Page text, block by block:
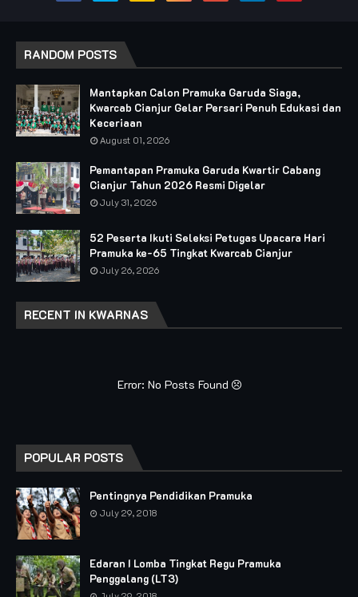
RANDOM POSTS
Mantapkan Calon Pramuka Garuda Siaga,
Kwarcab Cianjur Gelar Persari Penuh Edukasi dan
Keceriaan
August 01, 2026
Pemantapan Pramuka Garuda Kwartir Cabang
Cianjur Tahun 2026 Resmi Digelar
July 31, 2026
52 Peserta Ikuti Seleksi Petugas Upacara Hari
Pramuka ke-65 Tingkat Kwarcab Cianjur
July 26, 2026
RECENT IN KWARNAS
Error: No Posts Found
POPULAR POSTS
Pentingnya Pendidikan Pramuka
July 29, 2018
Edaran I Lomba Tingkat Regu Pramuka
Penggalang (LT3)